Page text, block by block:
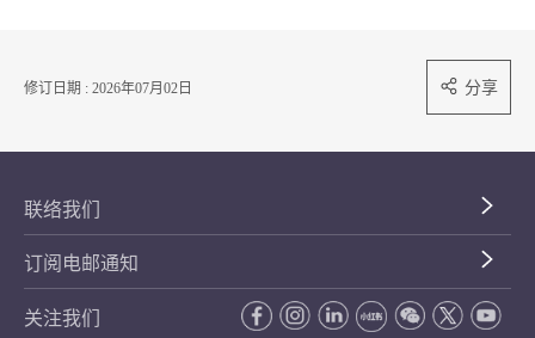
修订日期 : 2026年07月02日 分享
联络我们
订阅电邮通知
关注我们